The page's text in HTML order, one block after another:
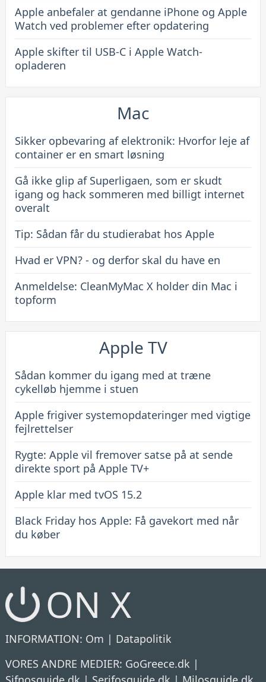
Apple anbefaler at gendanne iPhone og Apple
Watch ved problemer efter opdatering
Apple skifter til USB-C i Apple Watch-
opladeren
Mac
Sikker opbevaring af elektronik: Hvorfor leje af
container er en smart løsning
Gå ikke glip af Superligaen, som er skudt
igang og hack sommeren med billigt internet
overalt
Tip: Sådan får du studierabat hos Apple
Hvad er VPN? - og derfor skal du have en
Anmeldelse: CleanMyMac X holder din Mac i
topform
Apple TV
Sådan kommer du igang med at træne
cykelløb hjemme i stuen
Apple frigiver systemopdateringer med vigtige
fejlrettelser
Rygte: Apple vil fremover satse på at sende
direkte sport på Apple TV+
Apple klar med tvOS 15.2
Black Friday hos Apple: Få gavekort med når
du køber
ON X
INFORMATION: Om | Datapolitik
VORES ANDRE MEDIER: GoGreece.dk |